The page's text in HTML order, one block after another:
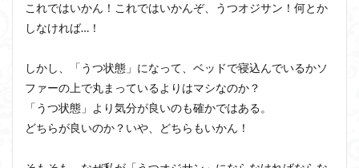
これではいかん！これではいかんぞ、うつオジサン！何とか
しなければ…！
しかし、「うつ状態」になって、ベッドで寝込んでいるかソ
ファーの上で丸まっているよりはマシなのか？
「うつ状態」より気分が良いのも確かではある。
どちらが良いのか？いや、どちらもいかん！